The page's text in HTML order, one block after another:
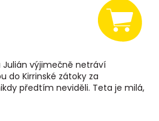
Julián výjimečně netráví
do Kirrinské zátoky za
předtím neviděli. Teta je milá,